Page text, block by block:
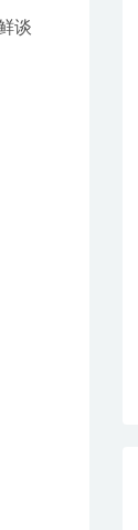
谈